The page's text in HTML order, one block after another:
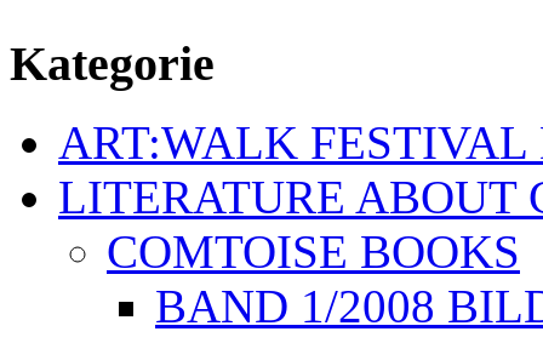
Kategorie
ART:WALK FESTIVAL
LITERATURE ABOUT
COMTOISE BOOKS
BAND 1/2008